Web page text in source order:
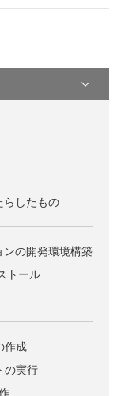
したもの
の開発環境構築
トール
作成
の実行